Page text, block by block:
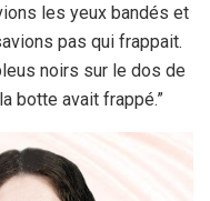
les yeux bandés et
pas qui frappait.
noirs sur le dos de
botte avait frappé.”